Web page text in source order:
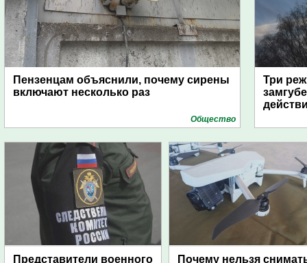
Пензенцам объяснили, почему сирены
включают несколько раз
Общество
Три
Представители военного Почему нельзя